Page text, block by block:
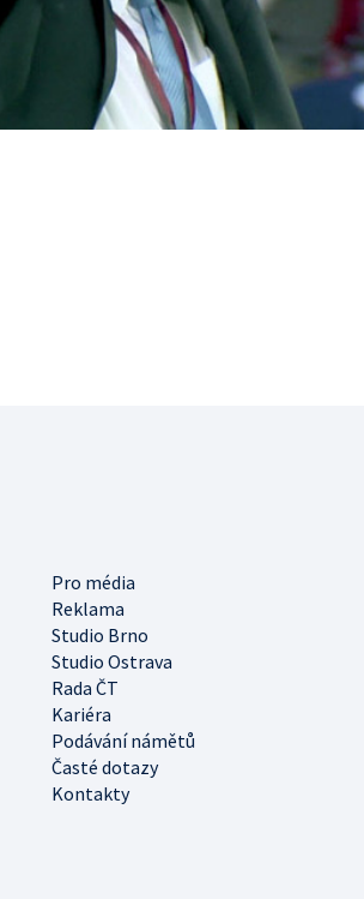
Pro média
Reklama
Studio Brno
Studio Ostrava
Rada ČT
Kariéra
Podávání námětů
Časté dotazy
Kontakty